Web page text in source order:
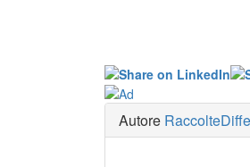
Autore